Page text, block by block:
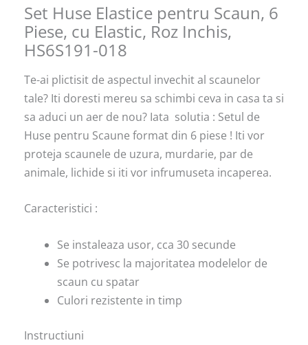
Set Huse Elastice pentru Scaun, 6
Piese, cu Elastic, Roz Inchis,
HS6S191-018
Te-ai plictisit de aspectul invechit al scaunelor
tale? Iti doresti mereu sa schimbi ceva in casa ta si
sa aduci un aer de nou? Iata solutia : Setul de
Huse pentru Scaune format din 6 piese ! Iti vor
proteja scaunele de uzura, murdarie, par de
animale, lichide si iti vor infrumuseta incaperea.
Caracteristici :
Se instaleaza usor, cca 30 secunde
Se potrivesc la majoritatea modelelor de
scaun cu spatar
Culori rezistente in timp
Instructiuni